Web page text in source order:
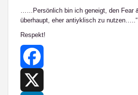
……Persönlich bin ich geneigt, den Fear
überhaupt, eher antiyklisch zu nutzen…..“
Respekt!
Facebook